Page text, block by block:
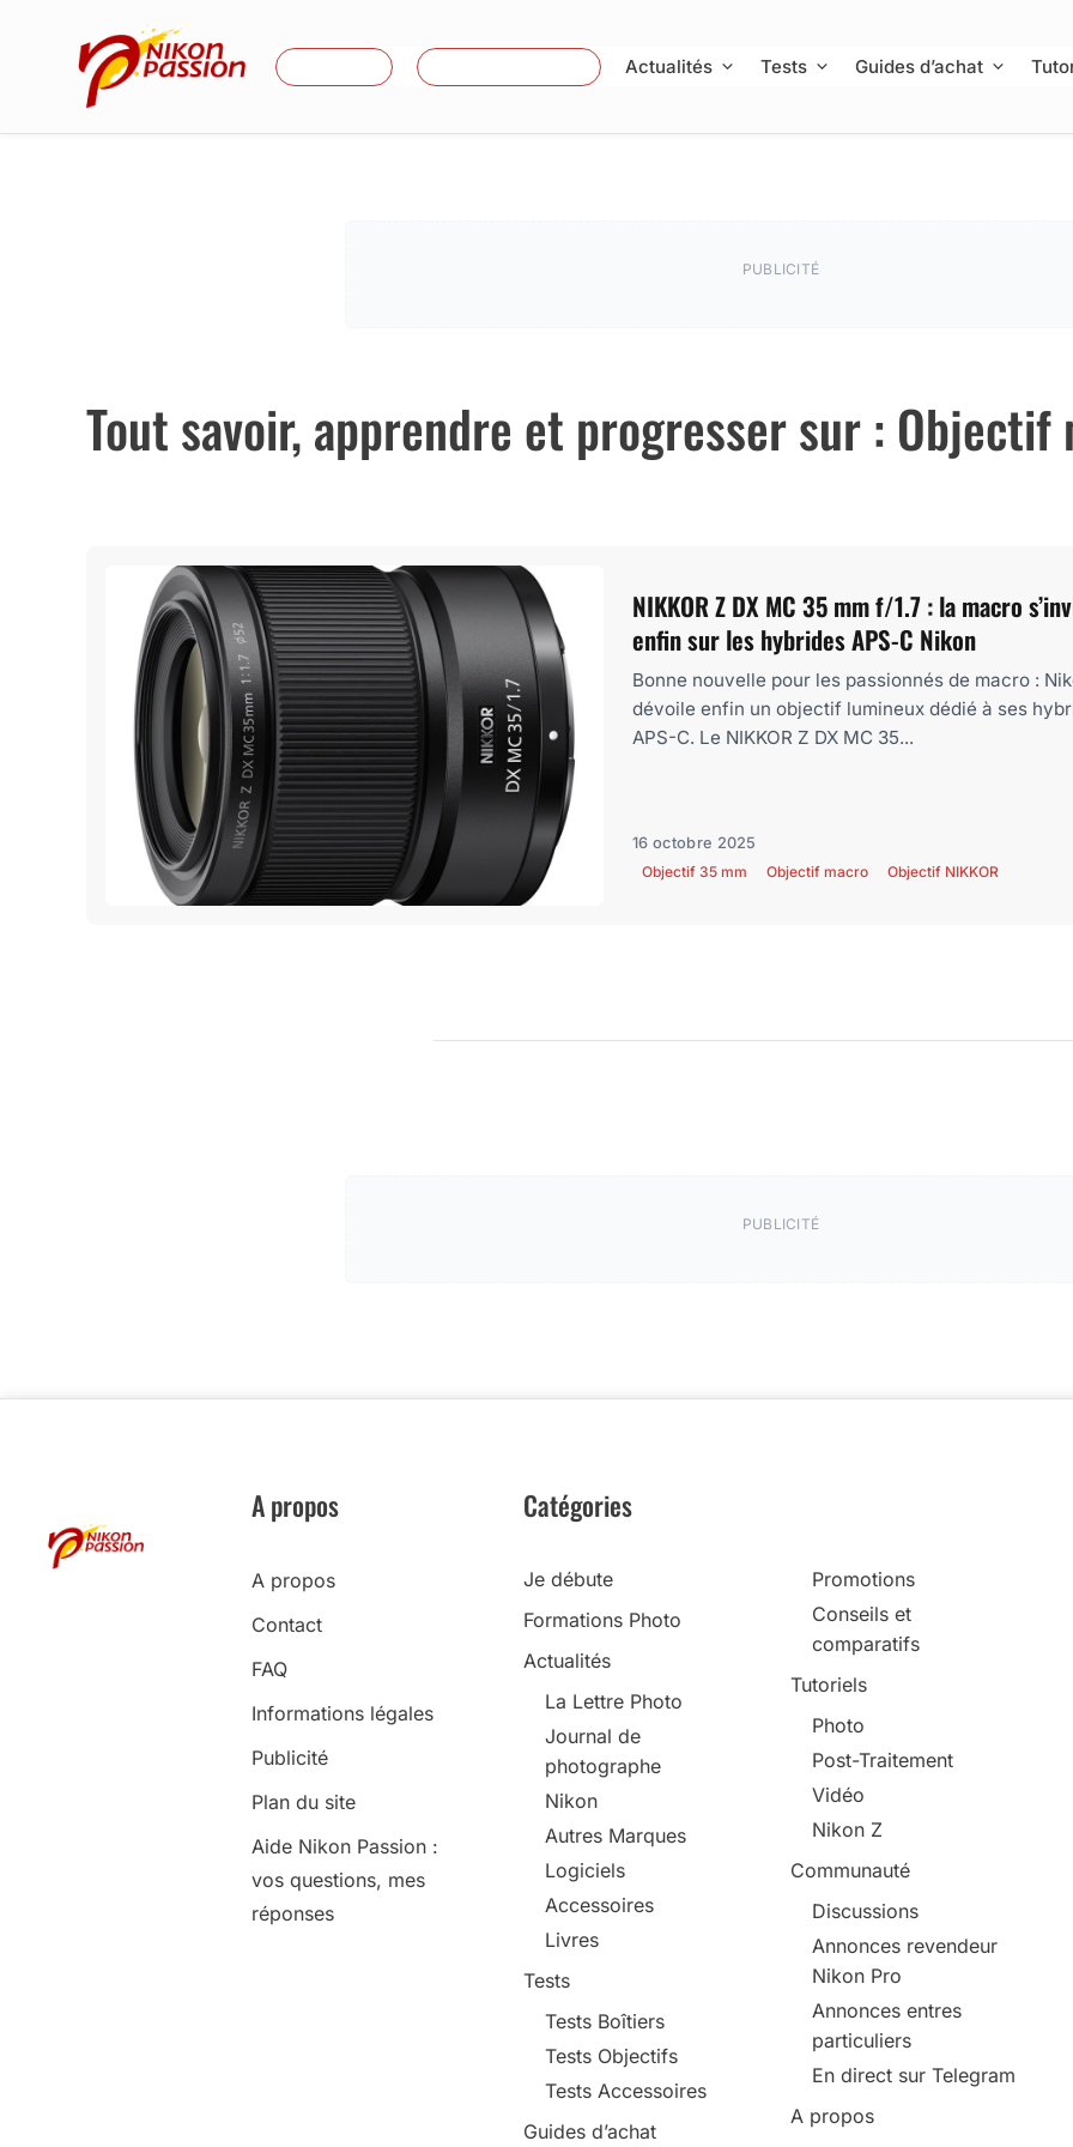
Actualités Tests Guides d’achat
PUBLICITÉ
Tout savoir, apprendre et progresser sur : Objectif
NIKKOR Z DX MC 35 mm f/1.7 : la macro
enfin sur les hybrides APS-C Nikon
Bonne nouvelle pour les passionnés de macro :
dévoile enfin un objectif lumineux dédié à ses
APS-C. Le NIKKOR Z DX MC 35...
16 octobre 2025
Objectif 35 mm
Objectif macro Objectif NIKKOR
PUBLICITÉ
A propos
A propos
Contact
FAQ
Informations légales
Publicité
Plan du site
Aide Nikon Passion :
vos questions, mes
réponses
Catégories
Je débute
Formations Photo
Actualités
La Lettre Photo
Journal de
photographe
Nikon
Autres Marques
Logiciels
Accessoires
Livres
Tests
Tests Boîtiers
Tests Objectifs
Tests Accessoires
Guides d’achat
Promotions
Conseils et
comparatifs
Tutoriels
Photo
Post-Traitement
Vidéo
Nikon Z
Communauté
Discussions
Annonces revendeur
Nikon Pro
Annonces entres
particuliers
En direct sur Telegram
A propos